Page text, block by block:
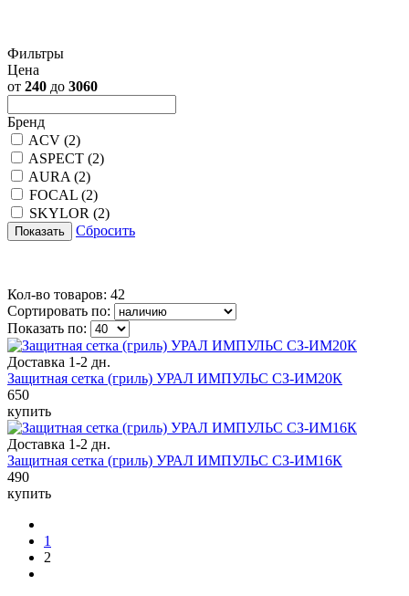
Фильтры
Цена
от 240 до 3060
Бренд
ACV (2)
ASPECT (2)
AURA (2)
FOCAL (2)
SKYLOR (2)
Показать Сбросить
Кол-во товаров: 42
Сортировать по:
Показать по:
Доставка 1-2 дн.
Защитная сетка (гриль) УРАЛ ИМПУЛЬС СЗ-ИМ20К
650
купить
Доставка 1-2 дн.
Защитная сетка (гриль) УРАЛ ИМПУЛЬС СЗ-ИМ16К
490
купить
1
2